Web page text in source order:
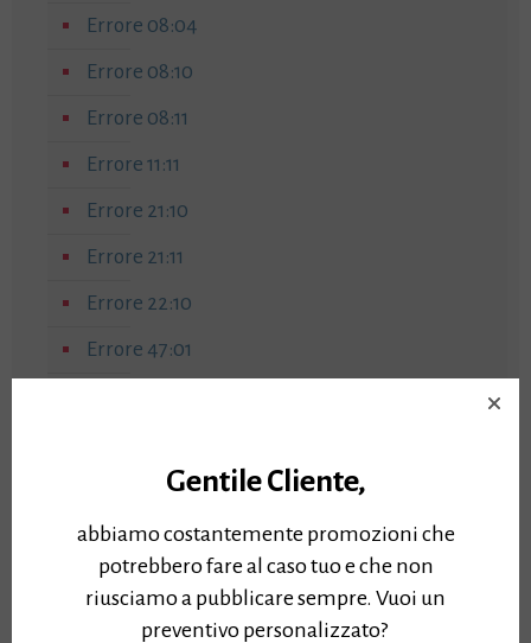
Errore 08:04
Errore 08:10
Errore 08:11
Errore 11:11
Errore 21:10
Errore 21:11
Errore 22:10
Errore 47:01
Errore 86:11
Prodotti più votati
Gentile Cliente,
abbiamo costantemente promozioni che
potrebbero fare al caso tuo e che non
riusciamo a pubblicare sempre. Vuoi un
preventivo personalizzato?